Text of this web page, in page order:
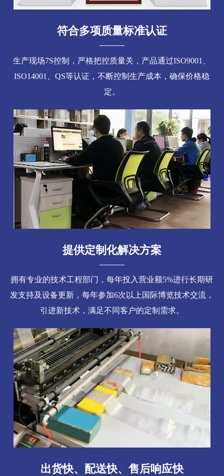
符合多项质量标准认证
生产现场7S控制，严格把控质量关，产品通过ISO9001、
ISO14001、QS等认证，不断控制生产成本，确保价格稳
定。
提供定制化解决方案
拥有专业的技术工程部门，每年投入营业额5%进行长期研
发支持及设备更新，每年参加6次以上国际博览技术交流，
引进新技术，满足不同客户的定制需求。
出货快、配送快、售后响应快